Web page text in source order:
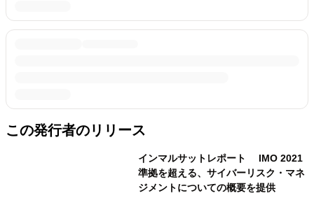
この発行者のリリース
インマルサットレポート IMO 2021
準拠を超える、サイバーリスク・マネ
ジメントについての概要を提供